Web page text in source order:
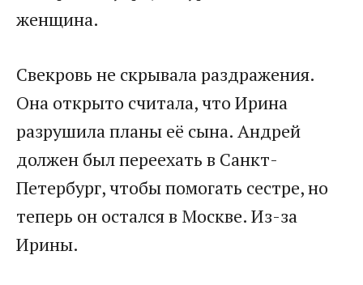
женщина.​
​Свекровь не скрывала раздражения.
Она открыто считала, что Ирина
разрушила планы её сына. Андрей
должен был переехать в Санкт-
Петербург, чтобы помогать сестре, но
теперь он остался в Москве. Из-за
Ирины.​